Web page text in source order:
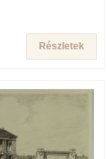
Részletek